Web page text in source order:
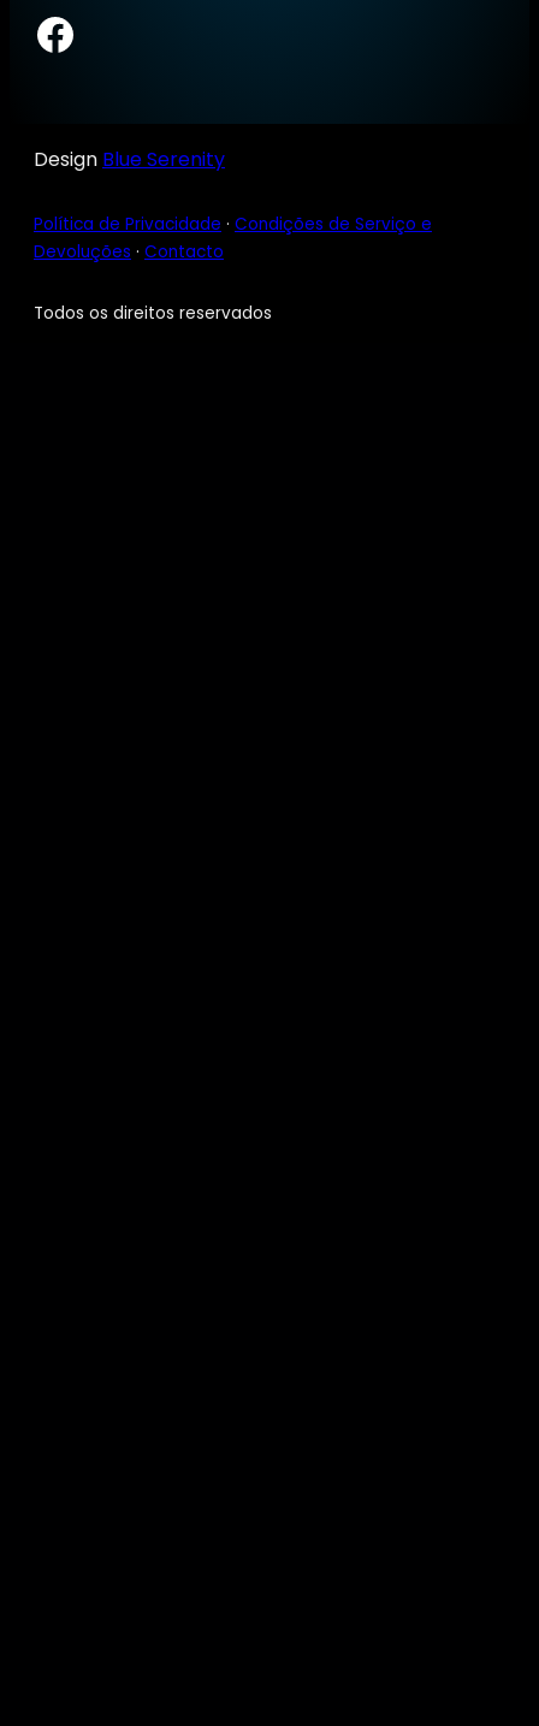
Facebook
Design Blue Serenity
Política de Privacidade · Condições de Serviço e
Devoluções · Contacto
Todos os direitos reservados